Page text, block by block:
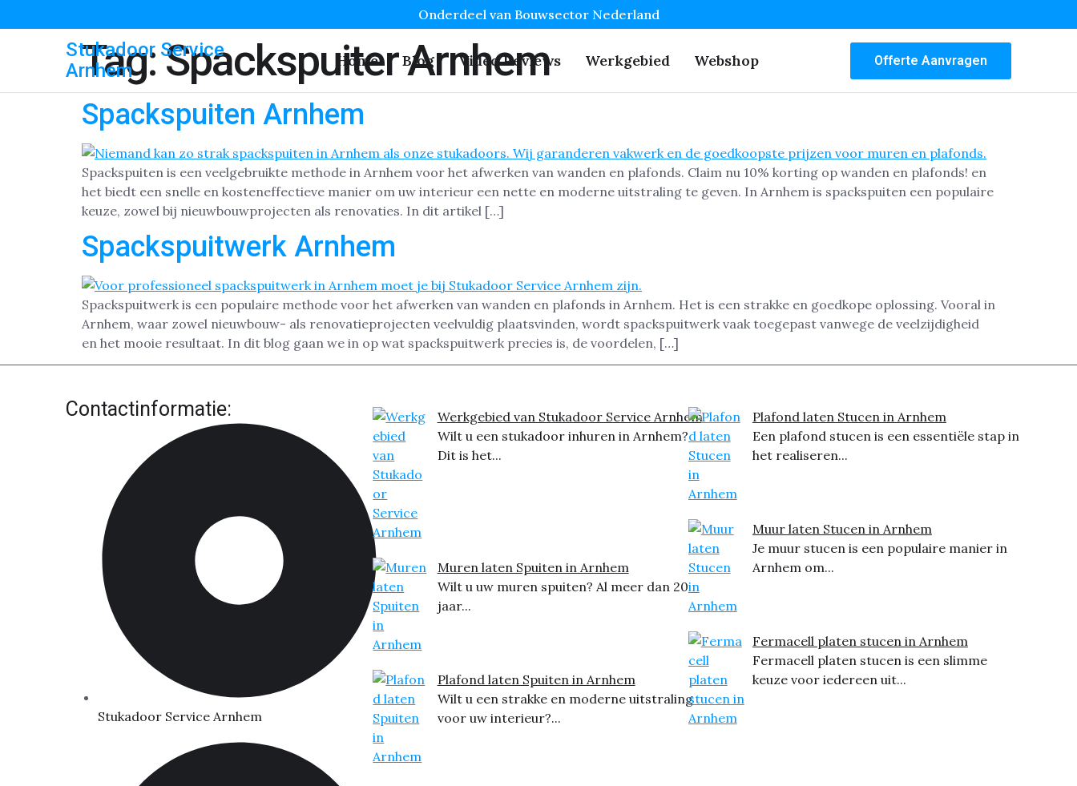
Onderdeel van Bouwsector Nederland
Stukadoor Service
Arnhem
Home Blog Video Reviews Werkgebied Webshop Offerte Aanvragen
Tag:Spackspuiter Arnhem
Spackspuiten Arnhem
Spackspuiten is een veelgebruikte methode in Arnhem voor het afwerken van wanden en plafonds. Claim nu 10% korting op wanden en plafonds! en
het biedt een snelle en kosteneffectieve manier om uw interieur een nette en moderne uitstraling te geven. In Arnhem is spackspuiten een populaire
keuze, zowel bij nieuwbouwprojecten als renovaties. In dit artikel […]
Spackspuitwerk Arnhem
Spackspuitwerk is een populaire methode voor het afwerken van wanden en plafonds in Arnhem. Het is een strakke en goedkope oplossing. Vooral in
Arnhem, waar zowel nieuwbouw- als renovatieprojecten veelvuldig plaatsvinden, wordt spackspuitwerk vaak toegepast vanwege de veelzijdigheid
en het mooie resultaat. In dit blog gaan we in op wat spackspuitwerk precies is, de voordelen, […]
Contactinformatie:
Stukadoor Service Arnhem
Werkgebied van Stukadoor Service Arnhem
Wilt u een stukadoor inhuren in Arnhem?
Dit is het...
Muren laten Spuiten in Arnhem
Wilt u uw muren spuiten? Al meer dan 20
jaar...
Plafond laten Spuiten in Arnhem
Wilt u een strakke en moderne uitstraling
voor uw interieur?...
Plafond laten Stucen in Arnhem
Een plafond stucen is een essentiële stap in
het realiseren...
Muur laten Stucen in Arnhem
Je muur stucen is een populaire manier in
Arnhem om...
Fermacell platen stucen in Arnhem
Fermacell platen stucen is een slimme
keuze voor iedereen uit...